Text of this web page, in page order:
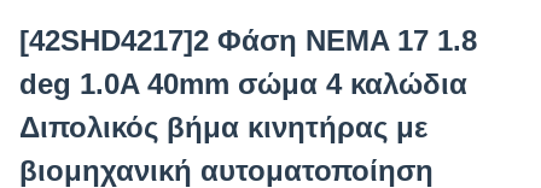
[42SHD4217]2 Φάση NEMA 17 1.8
deg 1.0A 40mm σώμα 4 καλώδια
Διπολικός βήμα κινητήρας με
βιομηχανική αυτοματοποίηση